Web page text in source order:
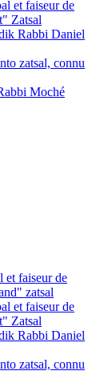
et faiseur de
Zatsal
Rabbi Daniel
zatsal, connu
Moché
et faiseur de
zatsal
et faiseur de
Zatsal
Rabbi Daniel
zatsal, connu